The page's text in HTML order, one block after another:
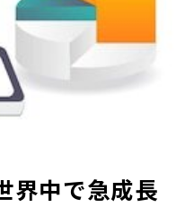
界中で急成長